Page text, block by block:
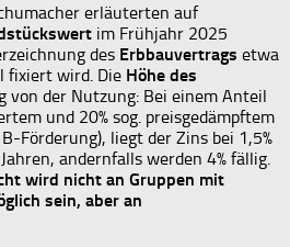
erläuterten auf
im Frühjahr 2025
des Erbbauvertrags etwa
fixiert wird. Die Höhe des
von der Nutzung: Bei einem Anteil
und 20% sog. preisgedämpftem
Förderung), liegt der Zins bei 1,5%
andernfalls werden 4% fällig.
wird nicht an Gruppen mit
sein, aber an